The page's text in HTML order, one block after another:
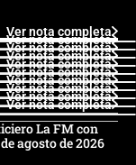
Ver nota completa
Ver nota completa
Ver nota completa
Ver nota completa
Ver nota completa
Ver nota completa
Ver nota completa
Ver nota completa
Ver nota completa
Ver nota completa
La FM con
agosto de 2026